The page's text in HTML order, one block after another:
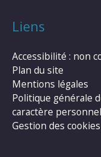
Liens
Accessibilité : non
Plan du site
Mentions légales
Politique générale
caractère personnel
Gestion des cookies